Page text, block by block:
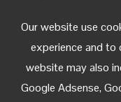
Our website use
experience and to
website may also
Google Adsense,
Szerda: 7-22 h
Csütörtök: 7-22 h
Péntek: 7-22 h